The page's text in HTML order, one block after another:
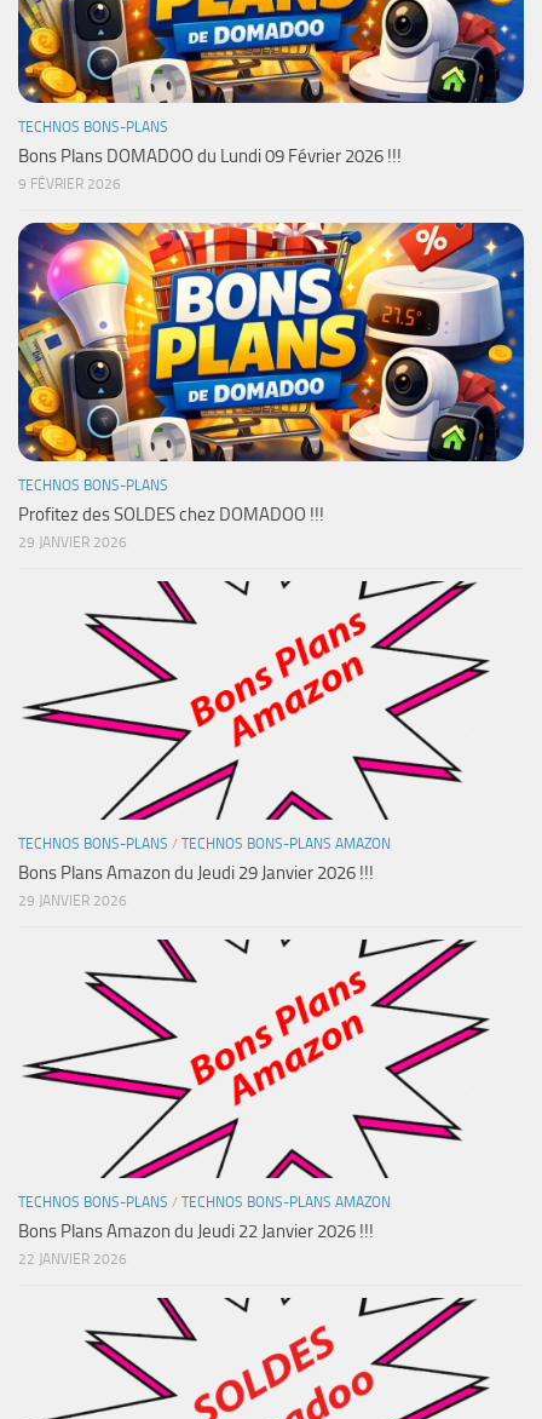
TECHNOS BONS-PLANS
Bons Plans DOMADOO du Lundi 09 Février 2026 !!!
9 FÉVRIER 2026
TECHNOS BONS-PLANS
Profitez des SOLDES chez DOMADOO !!!
29 JANVIER 2026
TECHNOS BONS-PLANS / TECHNOS BONS-PLANS AMAZON
Bons Plans Amazon du Jeudi 29 Janvier 2026 !!!
29 JANVIER 2026
TECHNOS BONS-PLANS / TECHNOS BONS-PLANS AMAZON
Bons Plans Amazon du Jeudi 22 Janvier 2026 !!!
22 JANVIER 2026